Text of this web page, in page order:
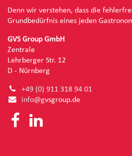
Denn wir verstehen, dass die
Grundbedürfnis eines jeden
GVS Group GmbH
Zentrale
Lehrberger Str. 12
D - Nürnberg
+49 (0) 911 318 94 01
info@gvsgroup.de